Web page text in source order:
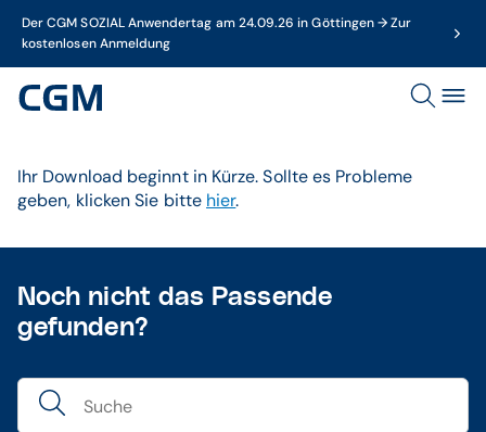
Der CGM SOZIAL Anwendertag am 24.09.26 in Göttingen → Zur
kostenlosen Anmeldung
Ihr Download beginnt in Kürze. Sollte es Probleme
geben, klicken Sie bitte hier.
Noch nicht das Passende
gefunden?